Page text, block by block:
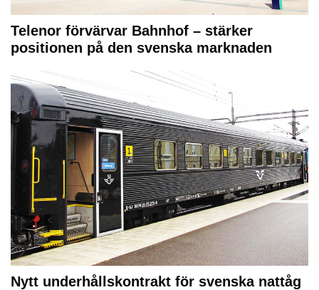
Telenor förvärvar Bahnhof – stärker
positionen på den svenska marknaden
Nytt underhållskontrakt för svenska nattåg